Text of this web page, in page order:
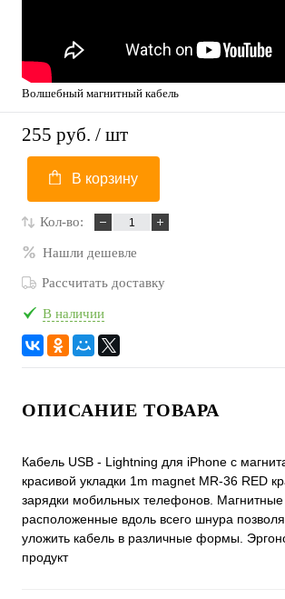
Волшебный магнитный кабель
255 руб. / шт
В корзину
Кол-во:
Нашли дешевле
Рассчитать доставку
В наличии
ОПИСАНИЕ ТОВАРА
Кабель USB - Lightning для iPhone с
красивой укладки 1m magnet MR-36 RED
зарядки мобильных телефонов. Магнитные
расположенные вдоль всего шнура
уложить кабель в различные формы.
продукт